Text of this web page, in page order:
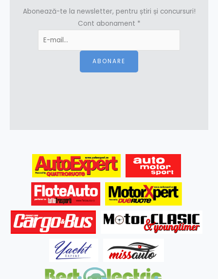
Abonează-te la newsletter, pentru știri și concursuri!
Cont abonament *
ABONARE